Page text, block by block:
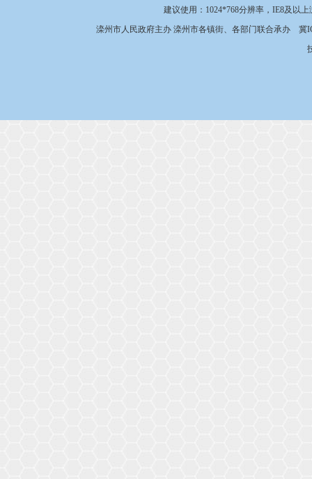
建议使用：1024*768分辨率，IE8及以
滦州市人民政府主办 滦州市各镇街、各部门联合承办 冀